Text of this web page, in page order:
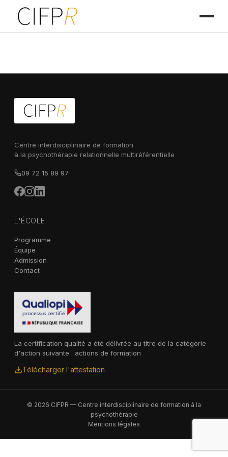
Centre interdisciplinaire de formation
à la psychothérapie relationnelle multiréférentielle
09 72 15 89 97
L'ÉCOLE
Programme
Équipe
Admission
Contact
La certification qualité a été délivrée au titre de la catégorie
d'action suivante : actions de formation
Télécharger l'attestation
© 2026 CIFPR — Centre interdisciplinaire de formation à la
psychothérapie
Mentions légales